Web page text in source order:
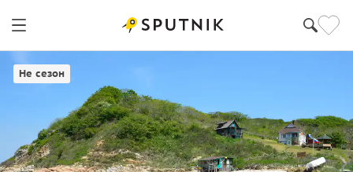
Не сезон